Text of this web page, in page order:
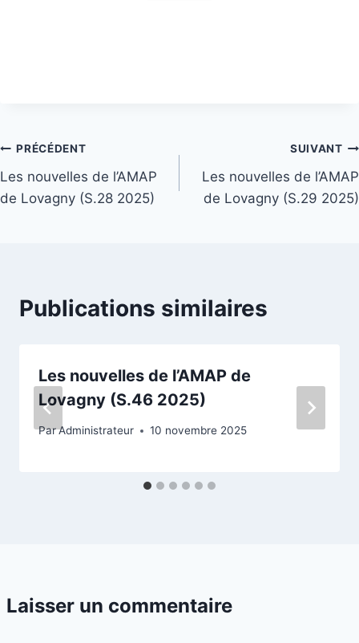
Navigation
de
PRÉCÉDENT
Les nouvelles de l’AMAP
de Lovagny (S.28 2025)
SUIVANT
Les nouvelles de l’AMAP
de Lovagny (S.29 2025)
Publications similaires
Les nouvelles de l’AMAP de
Lovagny (S.46 2025)
ParAdministrateur 10 novembre 2025
Laisser un commentaire